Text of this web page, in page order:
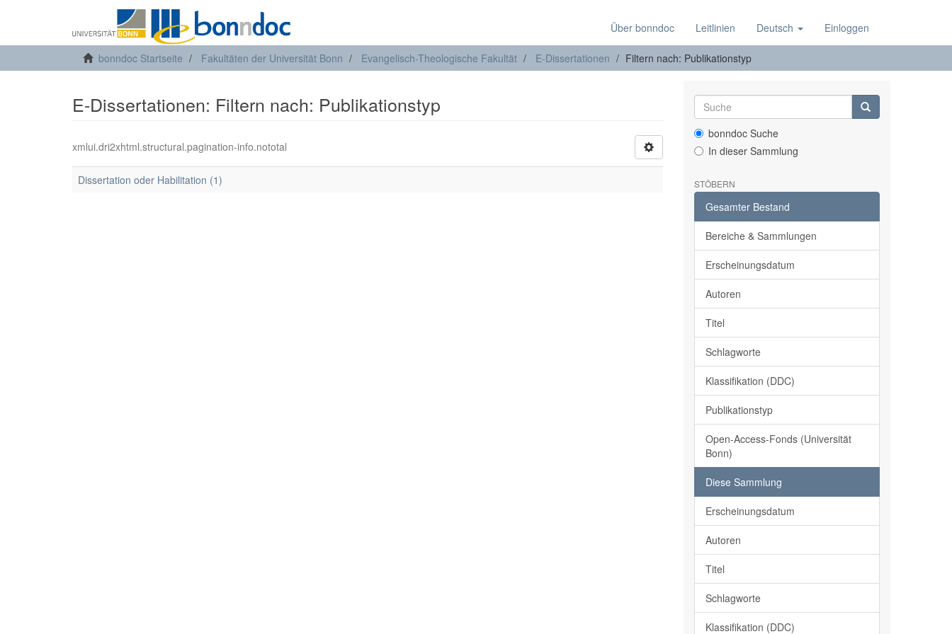
Über bonndoc Leitlinien Deutsch Einloggen
bonndoc Startseite Fakultäten der Universität Bonn Evangelisch-Theologische Fakultät E-Dissertationen Filtern nach: Publikationstyp
E-Dissertationen: Filtern nach: Publikationstyp
xmlui.dri2xhtml.structural.pagination-info.nototal
Dissertation oder Habilitation (1)
bonndoc Suche
In dieser Sammlung
STÖBERN
Gesamter Bestand
Bereiche & Sammlungen
Erscheinungsdatum
Autoren
Titel
Schlagworte
Klassifikation (DDC)
Publikationstyp
Open-Access-Fonds (Universität
Bonn)
Diese Sammlung
Erscheinungsdatum
Autoren
Titel
Schlagworte
Klassifikation (DDC)